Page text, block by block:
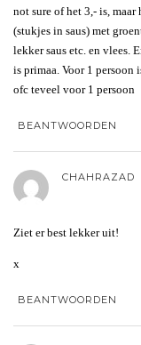
not sure of het 3,- is,
(stukjes in saus) met
lekker saus etc. en vlees.
is primaa. Voor 1
ofc teveel voor 1 persoon
BEANTWOORDEN
CHAHRAZAD
Ziet er best lekker uit!
x
BEANTWOORDEN